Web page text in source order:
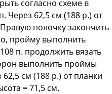
согласно схеме в
Через 62,5 см (188 р.) от
полочку закончить
пройму выполнить
п. продолжить вязать
выполнить проймы
см (188 р.) от планки
= 71,5 см.